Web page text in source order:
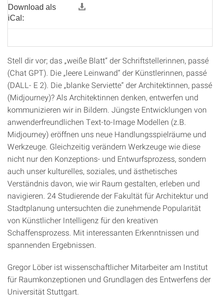
Download als
iCal:
Stell dir vor; das „weiße Blatt“ der Schriftstellerinnen, passé
(Chat GPT). Die „leere Leinwand“ der Künstlerinnen, passé
(DALL- E 2). Die „blanke Serviette“ der Architektinnen, passé
(Midjourney)? Als Architektinnen denken, entwerfen und
kommunizieren wir in Bildern. Jüngste Entwicklungen von
anwenderfreundlichen Text-to-Image Modellen (z.B.
Midjourney) eröffnen uns neue Handlungsspielräume und
Werkzeuge. Gleichzeitig verändern Werkzeuge wie diese
nicht nur den Konzeptions- und Entwurfsprozess, sondern
auch unser kulturelles, soziales, und ästhetisches
Verständnis davon, wie wir Raum gestalten, erleben und
navigieren. 24 Studierende der Fakultät für Architektur und
Stadtplanung untersuchten die zunehmende Popularität
von Künstlicher Intelligenz für den kreativen
Schaffensprozess. Mit interessanten Erkenntnissen und
spannenden Ergebnissen.
Gregor Löber ist wissenschaftlicher Mitarbeiter am Institut
für Raumkonzeptionen und Grundlagen des Entwerfens der
Universität Stuttgart.